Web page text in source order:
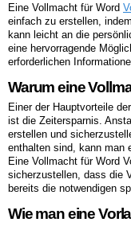
Eine Vollmacht für Word
einfach zu erstellen,
kann leicht an die
eine hervorragende
erforderlichen
Warum eine
Einer der Hauptvorteile
ist die Zeitersparnis.
erstellen und
enthalten sind, kann man
Eine Vollmacht für Word
sicherzustellen, dass die
bereits die notwendigen
Wie man eine